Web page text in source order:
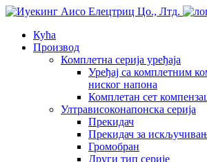
Кућа
Производ
Комплетна серија уређаја
Уређај са комплетним
ниског напона
Комплетан сет
Ултрависоконапонска серија
Прекидач
Прекидач за
Громобран
Други тип серије